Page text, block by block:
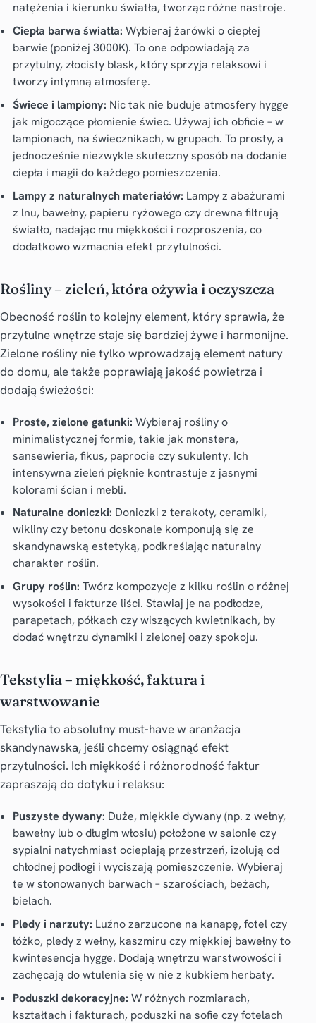
natężenia i kierunku światła, tworząc różne nastroje.
Ciepła barwa światła: Wybieraj żarówki o ciepłej
barwie (poniżej 3000K). To one odpowiadają za
przytulny, złocisty blask, który sprzyja relaksowi i
tworzy intymną atmosferę.
Świece i lampiony: Nic tak nie buduje atmosfery hygge
jak migoczące płomienie świec. Używaj ich obficie – w
lampionach, na świecznikach, w grupach. To prosty, a
jednocześnie niezwykle skuteczny sposób na dodanie
ciepła i magii do każdego pomieszczenia.
Lampy z naturalnych materiałów: Lampy z abażurami
z lnu, bawełny, papieru ryżowego czy drewna filtrują
światło, nadając mu miękkości i rozproszenia, co
dodatkowo wzmacnia efekt przytulności.
Rośliny – zieleń, która ożywia i oczyszcza
Obecność roślin to kolejny element, który sprawia, że
przytulne wnętrzestaje się bardziej żywe i harmonijne.
Zielone rośliny nie tylko wprowadzają element natury
do domu, ale także poprawiają jakość powietrza i
dodają świeżości:
Proste, zielone gatunki: Wybieraj rośliny o
minimalistycznej formie, takie jak monstera,
sansewieria, fikus, paprocie czy sukulenty. Ich
intensywna zieleń pięknie kontrastuje z jasnymi
kolorami ścian i mebli.
Naturalne doniczki: Doniczki z terakoty, ceramiki,
wikliny czy betonu doskonale komponują się ze
skandynawską estetyką, podkreślając naturalny
charakter roślin.
Grupy roślin: Twórz kompozycje z kilku roślin o różnej
wysokości i fakturze liści. Stawiaj je na podłodze,
parapetach, półkach czy wiszących kwietnikach, by
dodać wnętrzu dynamiki i zielonej oazy spokoju.
Tekstylia – miękkość, faktura i
warstwowanie
Tekstylia to absolutny must-have w aranżacja
skandynawska, jeśli chcemy osiągnąć efekt
przytulności. Ich miękkość i różnorodność faktur
zapraszają do dotyku i relaksu:
Puszyste dywany: Duże, miękkie dywany (np. z wełny,
bawełny lub o długim włosiu) położone w salonie czy
sypialni natychmiast ocieplają przestrzeń, izolują od
chłodnej podłogi i wyciszają pomieszczenie. Wybieraj
te w stonowanych barwach – szarościach, beżach,
bielach.
Pledy i narzuty: Luźno zarzucone na kanapę, fotel czy
łóżko, pledy z wełny, kaszmiru czy miękkiej bawełny to
kwintesencja hygge. Dodają wnętrzu warstwowości i
zachęcają do wtulenia się w nie z kubkiem herbaty.
Poduszki dekoracyjne: W różnych rozmiarach,
kształtach i fakturach, poduszki na sofie czy fotelach